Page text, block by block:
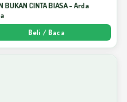
BUKAN CINTA BIASA - Arda
Beli / Baca